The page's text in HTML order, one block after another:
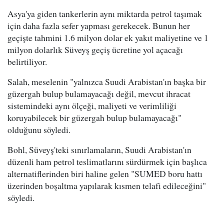
Asya'ya giden tankerlerin aynı miktarda petrol taşımak
için daha fazla sefer yapması gerekecek. Bunun her
geçişte tahmini 1.6 milyon dolar ek yakıt maliyetine ve 1
milyon dolarlık Süveyş geçiş ücretine yol açacağı
belirtiliyor.
Salah, meselenin "yalnızca Suudi Arabistan'ın başka bir
güzergah bulup bulamayacağı değil, mevcut ihracat
sistemindeki aynı ölçeği, maliyeti ve verimliliği
koruyabilecek bir güzergah bulup bulamayacağı"
olduğunu söyledi.
Bohl, Süveyş'teki sınırlamaların, Suudi Arabistan'ın
düzenli ham petrol teslimatlarını sürdürmek için başlıca
alternatiflerinden biri haline gelen "SUMED boru hattı
üzerinden boşaltma yapılarak kısmen telafi edileceğini"
söyledi.